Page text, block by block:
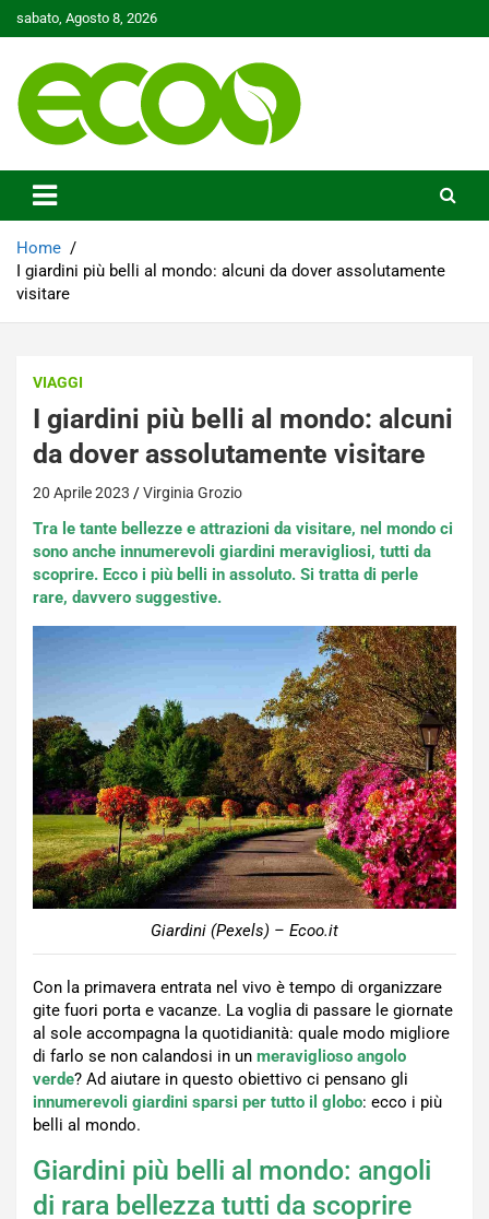
to
sabato, Agosto 8, 2026
Ecoo.it
Home
I giardini più belli al mondo: alcuni da dover assolutamente
visitare
VIAGGI
I giardini più belli al mondo: alcuni
da dover assolutamente visitare
20 Aprile 2023 Virginia Grozio
Tra le tante bellezze e attrazioni da visitare, nel mondo ci
sono anche innumerevoli giardini meravigliosi, tutti da
scoprire. Ecco i più belli in assoluto. Si tratta di perle
rare, davvero suggestive.
Giardini (Pexels) – Ecoo.it
Con la primavera entrata nel vivo è tempo di organizzare
gite fuori porta e vacanze. La voglia di passare le giornate
al sole accompagna la quotidianità: quale modo migliore
di farlo se non calandosi in un meraviglioso angolo
verde? Ad aiutare in questo obiettivo ci pensano gli
innumerevoli giardini sparsi per tutto il globo: ecco i più
belli al mondo.
Giardini più belli al mondo: angoli
di rara bellezza tutti da scoprire